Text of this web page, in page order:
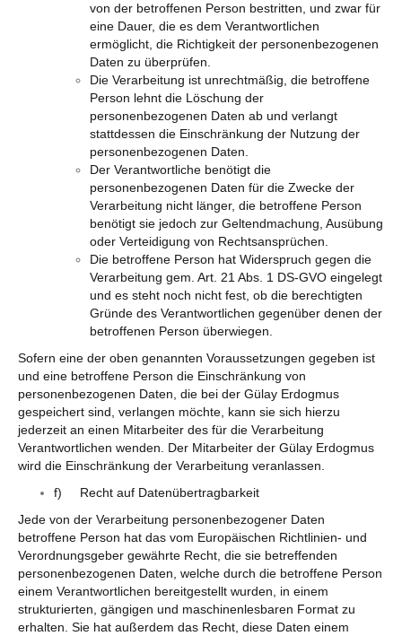
von der betroffenen Person bestritten, und zwar für
eine Dauer, die es dem Verantwortlichen
ermöglicht, die Richtigkeit der personenbezogenen
Daten zu überprüfen.
Die Verarbeitung ist unrechtmäßig, die betroffene
Person lehnt die Löschung der
personenbezogenen Daten ab und verlangt
stattdessen die Einschränkung der Nutzung der
personenbezogenen Daten.
Der Verantwortliche benötigt die
personenbezogenen Daten für die Zwecke der
Verarbeitung nicht länger, die betroffene Person
benötigt sie jedoch zur Geltendmachung, Ausübung
oder Verteidigung von Rechtsansprüchen.
Die betroffene Person hat Widerspruch gegen die
Verarbeitung gem. Art. 21 Abs. 1 DS-GVO eingelegt
und es steht noch nicht fest, ob die berechtigten
Gründe des Verantwortlichen gegenüber denen der
betroffenen Person überwiegen.
Sofern eine der oben genannten Voraussetzungen gegeben ist
und eine betroffene Person die Einschränkung von
personenbezogenen Daten, die bei der Gülay Erdogmus
gespeichert sind, verlangen möchte, kann sie sich hierzu
jederzeit an einen Mitarbeiter des für die Verarbeitung
Verantwortlichen wenden. Der Mitarbeiter der Gülay Erdogmus
wird die Einschränkung der Verarbeitung veranlassen.
f) Recht auf Datenübertragbarkeit
Jede von der Verarbeitung personenbezogener Daten
betroffene Person hat das vom Europäischen Richtlinien- und
Verordnungsgeber gewährte Recht, die sie betreffenden
personenbezogenen Daten, welche durch die betroffene Person
einem Verantwortlichen bereitgestellt wurden, in einem
strukturierten, gängigen und maschinenlesbaren Format zu
erhalten. Sie hat außerdem das Recht, diese Daten einem